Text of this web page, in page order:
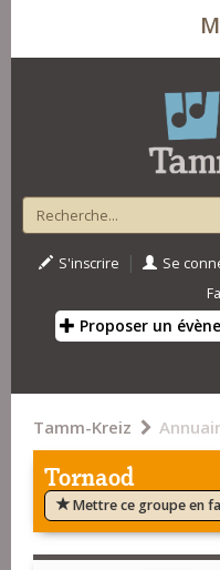
S'inscrire | Se
Proposer un
Tamm-Kreiz
Tornaod
Mettre ce groupe en